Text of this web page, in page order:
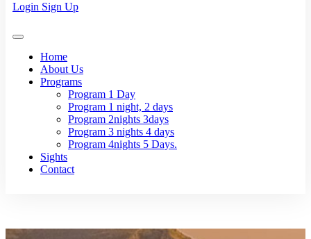
Login Sign Up
Home
About Us
Programs
Program 1 Day
Program 1 night, 2 days
Program 2nights 3days
Program 3 nights 4 days
Program 4nights 5 Days.
Sights
Contact